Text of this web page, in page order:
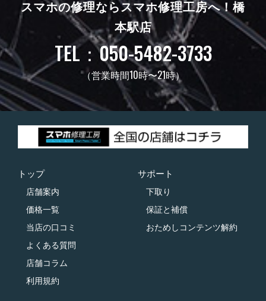
スマホの修理ならスマホ修理工房へ！ 橋
本駅店
TEL：050-5482-3733
（営業時間10時〜21時）
トップ
店舗案内
価格一覧
当店の口コミ
よくある質問
店舗コラム
利用規約
サポート
下取り
保証と補償
おためしコンテンツ解約